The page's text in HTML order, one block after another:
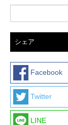
シェア
Facebook
Twitter
LINE